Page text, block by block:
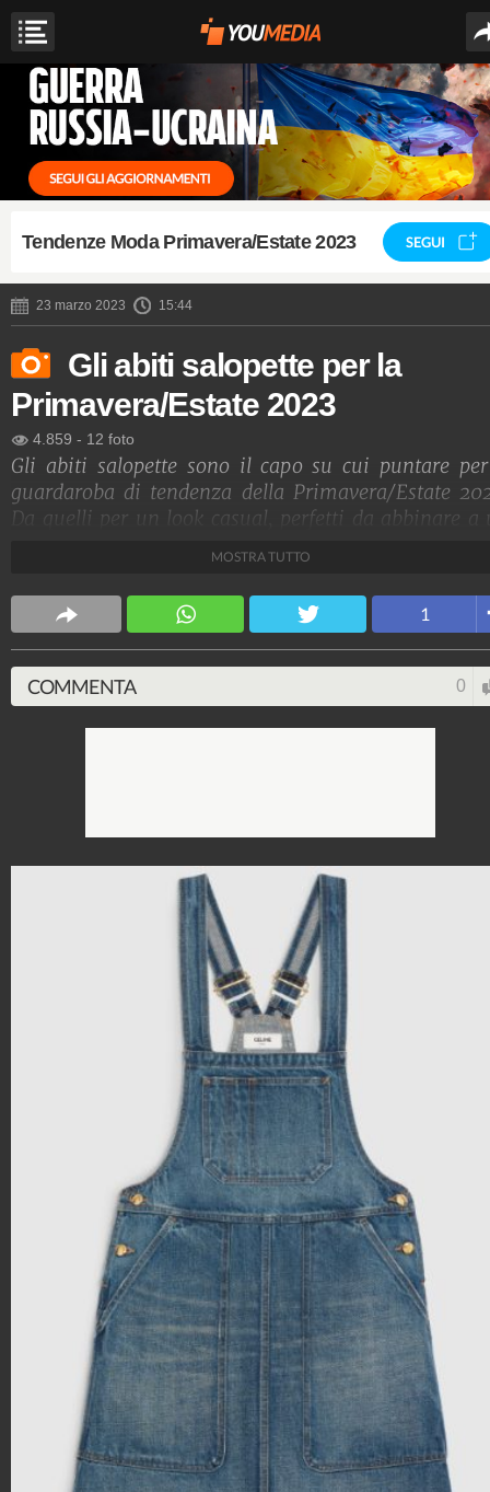
Tendenze Moda Primavera/Estate 2023 SEGUI
23 marzo 2023 15:44
Gli abiti salopette per la
Primavera/Estate 2023
4.859 - 12 foto
Gli abiti salopette sono il capo su cui puntare
guardaroba di tendenza della Primavera/Estate
Da quelli per un look casual, perfetti da abbinare a
nuova stagione.
1.515.233.132-1.957 video-138.077 foto
MOSTRA TUTTO
1
COMMENTA 0